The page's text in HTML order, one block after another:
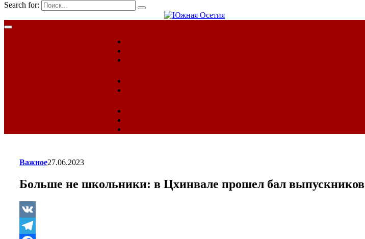
Search for:
Важное27.06.2023
Больше не школьники: в Цхинвале прошел бал выпускников
VK